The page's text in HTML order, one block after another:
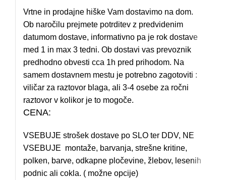
Vrtne in prodajne hiške Vam dostavimo na dom.
Ob naročilu prejmete potrditev z predvidenim
datumom dostave, informativno pa je rok dostave
med 1 in max 3 tedni. Ob dostavi vas prevoznik
predhodno obvesti cca 1h pred prihodom. Na
samem dostavnem mestu je potrebno zagotoviti :
viličar za raztovor blaga, ali 3-4 osebe za ročni
raztovor v kolikor je to mogoče.
CENA:
VSEBUJE strošek dostave po SLO ter DDV, NE
VSEBUJE montaže, barvanja, strešne kritine,
polken, barve, odkapne pločevine, žlebov, lesenih
podnic ali cokla. ( možne opcije)